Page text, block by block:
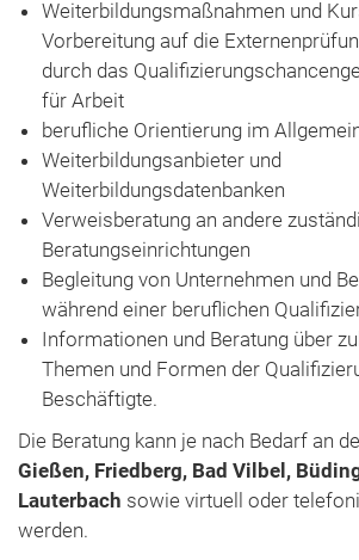
Weiterbildungsmaßnahmen und
Vorbereitung auf die
durch das
für Arbeit
berufliche Orientierung im
Weiterbildungsanbieter und
Weiterbildungsdatenbanken
Verweisberatung an andere
Beratungseinrichtungen
Begleitung von Unternehmen und
während einer beruflichen
Informationen und Beratung über
Themen und Formen der
Beschäftigte.
Die Beratung kann je nach Bedarf an
Gießen, Friedberg, Bad Vilbel,
Lauterbach sowie virtuell oder
werden.